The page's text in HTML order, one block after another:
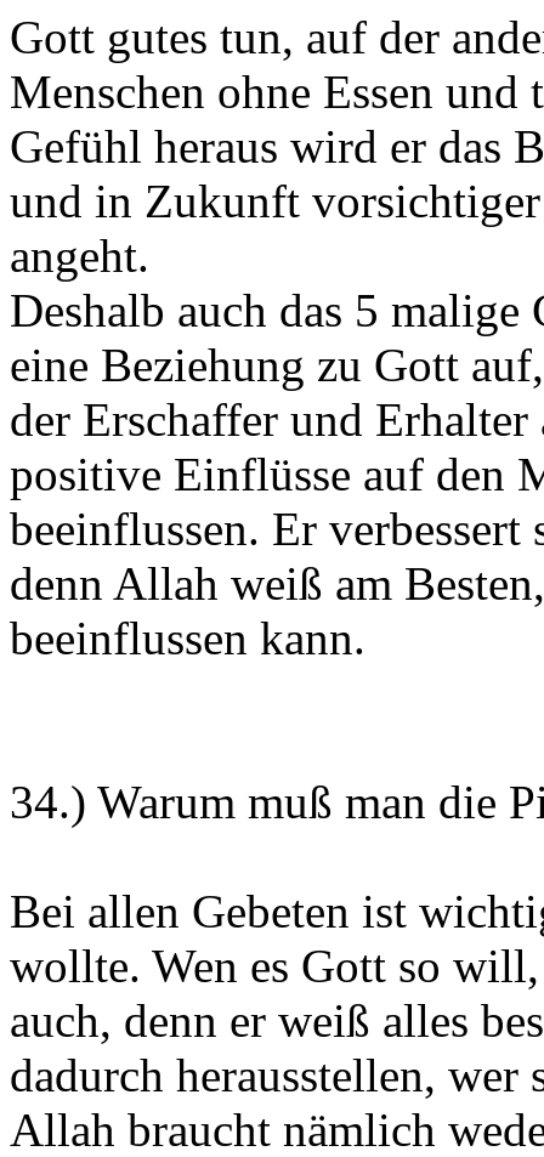
Gott gutes tun, auf der
Menschen ohne Essen
Gefühl heraus wird er das
und in Zukunft
angeht.
Deshalb auch das 5
eine Beziehung zu Gott
der Erschaffer und
positive Einflüsse auf den
beeinflussen. Er
denn Allah weiß am
beeinflussen kann.
34.) Warum muß man die
Bei allen Gebeten ist
wollte. Wen es Gott so
auch, denn er weiß alles
dadurch herausstellen,
Allah braucht nämlich